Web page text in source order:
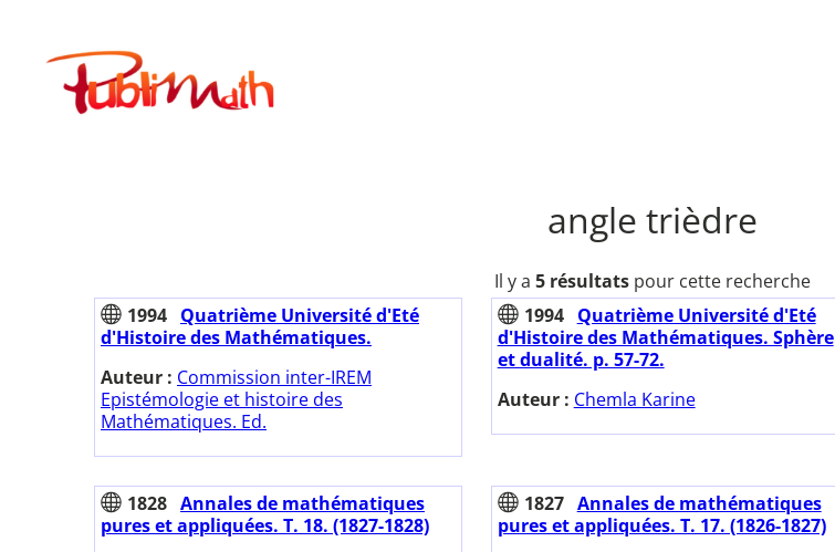
contenuPublimath
angle trièdre
Il y a 5 résultats pour cette recherche
1994 Quatrième Université d'Eté
d'Histoire des Mathématiques.
Auteur : Commission inter-IREM
Epistémologie et histoire des
Mathématiques. Ed.
1994
Quatrième Université d'Eté
d'Histoire des Mathématiques. Sphère
et dualité. p. 57-72.
Auteur : Chemla Karine
1828 Annales de mathématiques
pures et appliquées. T. 18. (1827-1828)
1827 Annales de mathématiques
pures et appliquées. T. 17. (1826-1827)